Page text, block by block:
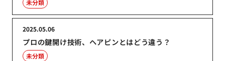
未分類
プロの鍵開け技術、ヘアピンとはどう違う？
2025.05.06
未分類